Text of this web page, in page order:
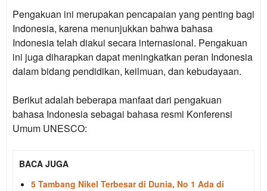
Pengakuan ini merupakan pencapaian yang penting bagi
Indonesia, karena menunjukkan bahwa bahasa
Indonesia telah diakui secara internasional. Pengakuan
ini juga diharapkan dapat meningkatkan peran Indonesia
dalam bidang pendidikan, keilmuan, dan kebudayaan.
Berikut adalah beberapa manfaat dari pengakuan
bahasa Indonesia sebagai bahasa resmi Konferensi
Umum UNESCO:
BACA JUGA
5 Tambang Nikel Terbesar di Dunia, No 1 Ada di